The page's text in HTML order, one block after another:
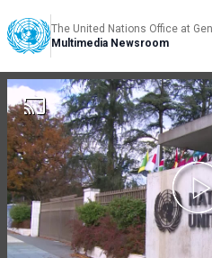
The United Nations Office at
Multimedia Newsroom